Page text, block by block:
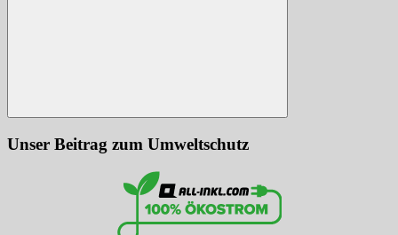
Suchen
Unser Beitrag zum Umweltschutz